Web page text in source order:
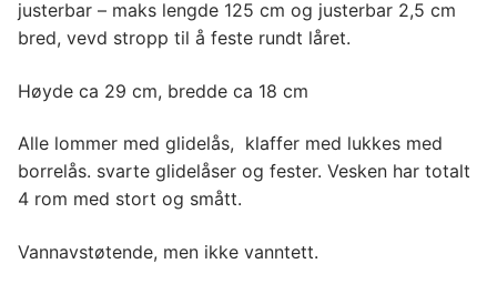
justerbar – maks lengde 125 cm og justerbar 2,5 cm
bred, vevd stropp til å feste rundt låret.
Høyde ca 29 cm, bredde ca 18 cm
Alle lommer med glidelås, klaffer med lukkes med
borrelås. svarte glidelåser og fester. Vesken har totalt
4 rom med stort og smått.
Vannavstøtende, men ikke vanntett.